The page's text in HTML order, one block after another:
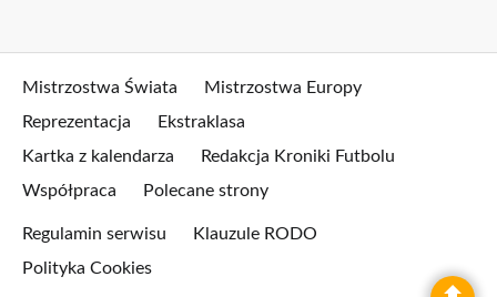
Mistrzostwa Świata
Mistrzostwa Europy
Reprezentacja
Ekstraklasa
Kartka z kalendarza
Redakcja Kroniki Futbolu
Współpraca
Polecane strony
Regulamin serwisu
Klauzule RODO
Polityka Cookies